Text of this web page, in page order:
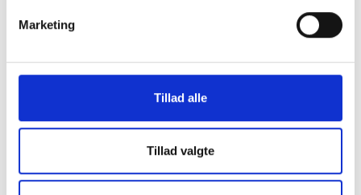
Marketing
Tillad alle
Tillad valgte
Høring om Kommissionens forslag om en
borgerenergipakke
Høring om ændring af social pension mv. -